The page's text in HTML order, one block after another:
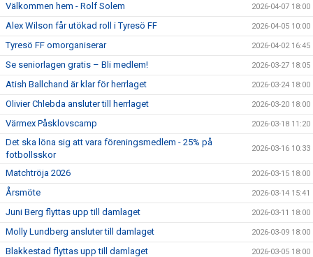
Välkommen hem - Rolf Solem 2026-04-07 18:00
Alex Wilson får utökad roll i Tyresö FF 2026-04-05 10:00
Tyresö FF omorganiserar 2026-04-02 16:45
Se seniorlagen gratis – Bli medlem! 2026-03-27 18:05
Atish Ballchand är klar för herrlaget 2026-03-24 18:00
Olivier Chlebda ansluter till herrlaget 2026-03-20 18:00
Värmex Påsklovscamp 2026-03-18 11:20
Det ska löna sig att vara föreningsmedlem - 25% på
fotbollsskor
2026-03-16 10:33
Matchtröja 2026 2026-03-15 18:00
Årsmöte 2026-03-14 15:41
Juni Berg flyttas upp till damlaget 2026-03-11 18:00
Molly Lundberg ansluter till damlaget 2026-03-09 18:00
Blakkestad flyttas upp till damlaget 2026-03-05 18:00